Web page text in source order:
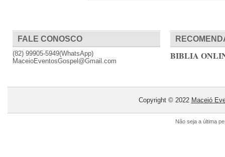
FALE CONOSCO
(82) 99905-5949(WhatsApp)
MaceioEventosGospel@Gmail.com
BIBLIA
Copyright © 2022 Maceió
Não seja a última